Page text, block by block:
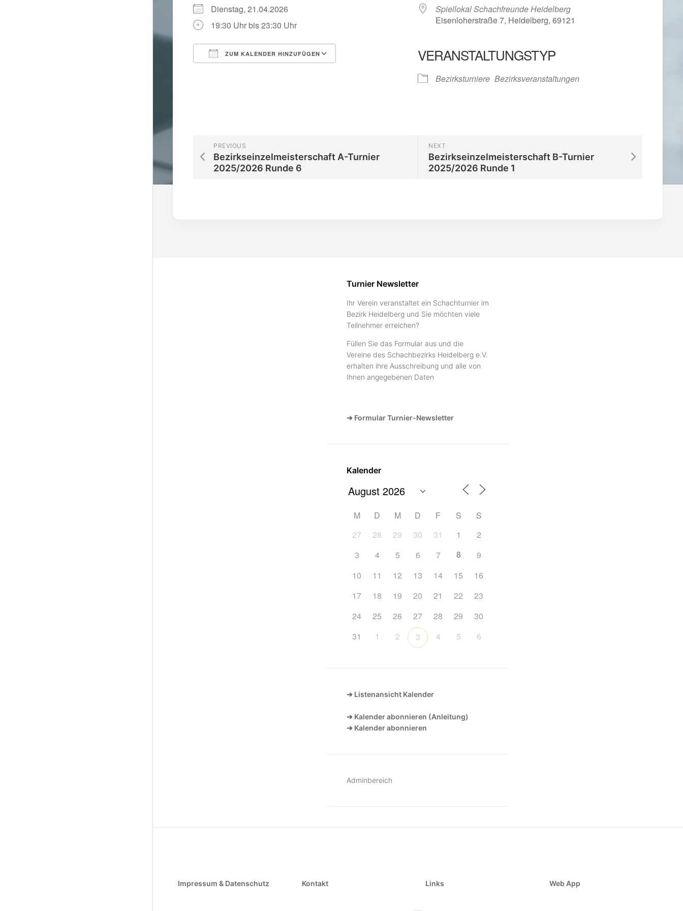
Dienstag, 21.04.2026
19:30 Uhr bis 23:30 Uhr
ZUM KALENDER HINZUFÜGEN
Spiellokal Schachfreunde Heidelberg
Eisenloherstraße 7, Heidelberg, 69121
VERANSTALTUNGSTYP
Bezirksturniere Bezirksveranstaltungen
NEXT
Bezirkseinzelmeisterschaft B-Turnier
2025/2026 Runde 1
PREVIOUS
Bezirkseinzelmeisterschaft A-Turnier
2025/2026 Runde 6
Turnier Newsletter
Ihr Verein veranstaltet ein Schachturnier im
Bezirk Heidelberg und Sie möchten viele
Teilnehmer erreichen?
Füllen Sie das Formular aus und die
Vereine des Schachbezirks Heidelberg e.V.
erhalten ihre Ausschreibung und alle von
Ihnen angegebenen Daten
➔ Formular Turnier-Newsletter
Kalender
M D M D F S
S
27
28 29 30 31 1
2
3
4 5 6 7 8
9
10
11 12 13 14 15
16
17
18 19 20 21 22
23
24
25 26 27 28 29
30
31
1 2 3 4 5 6
➔ Listenansicht Kalender
➔ Kalender abonnieren (Anleitung)
➔ Kalender abonnieren
Adminbereich
Impressum & Datenschutz Kontakt Links Web App